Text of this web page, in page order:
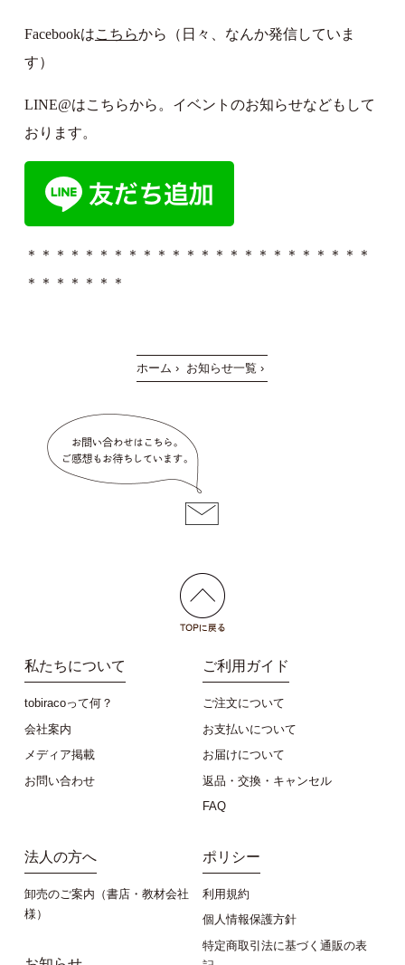
Facebookはこちらから（日々、なんか発信していま
す）
LINE@はこちらから。イベントのお知らせなどもして
おります。
＊＊＊＊＊＊＊＊＊＊＊＊＊＊＊＊＊＊＊＊＊＊＊＊
＊＊＊＊＊＊＊
ホーム › お知らせ一覧 ›
私たちについて
tobiracoって何？
会社案内
メディア掲載
お問い合わせ
ご利用ガイド
ご注文について
お支払いについて
お届けについて
返品・交換・キャンセル
FAQ
法人の方へ
卸売のご案内（書店・教材会社
様）
ポリシー
利用規約
個人情報保護方針
特定商取引法に基づく通販の表